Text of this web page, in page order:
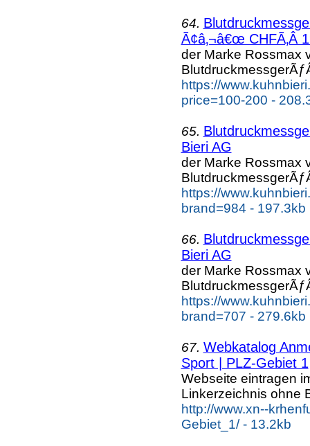
64.
Ã¢â‚¬â€œ CHFÃ‚Â
der Marke Rossmax
https://
price=100-200 -
65.
Bieri AG
der Marke Rossmax
https://
brand=984 - 197.3kb
66.
Bieri AG
der Marke Rossmax
https://
brand=707 - 279.6kb
67. Webkatalog
Sport | PLZ-Gebiet 1
Webseite eintragen
Linkerzeichnis ohne
http://www.xn--
Gebiet_1/ - 13.2kb